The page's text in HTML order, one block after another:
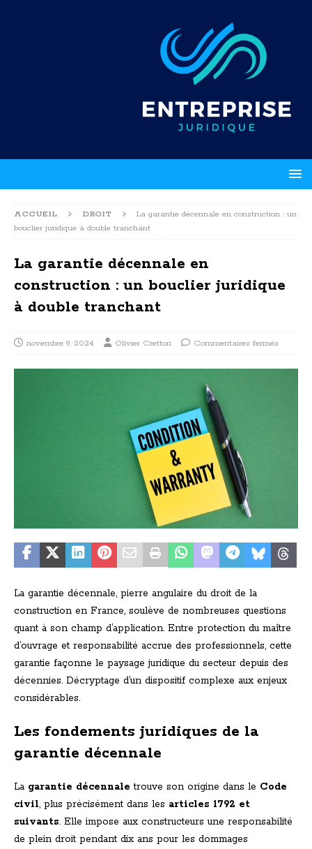
ACCUEIL DROIT
La garantie décennale en construction : un
bouclier juridique à double tranchant
La garantie décennale en
construction : un bouclier juridique
à double tranchant
novembre 9, 2024 Olivier Cretton Commentaires fermés
La garantie décennale, pierre angulaire du droit de la
construction en France, soulève de nombreuses questions
quant à son champ d’application. Entre protection du maître
d’ouvrage et responsabilité accrue des professionnels, cette
garantie façonne le paysage juridique du secteur depuis des
décennies. Décryptage d’un dispositif complexe aux enjeux
considérables.
Les fondements juridiques de la
garantie décennale
La garantie décennale trouve son origine dans le Code
civil, plus précisément dans les articles 1792 et
suivants. Elle impose aux constructeurs une responsabilité
de plein droit pendant dix ans pour les dommages